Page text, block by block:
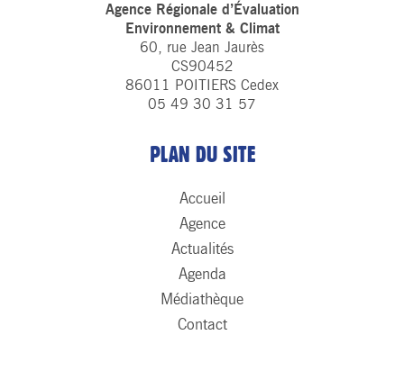
Agence Régionale d’Évaluation
Environnement & Climat
60, rue Jean Jaurès
CS90452
86011 POITIERS Cedex
05 49 30 31 57
PLAN DU SITE
Accueil
Agence
Actualités
Agenda
Médiathèque
Contact